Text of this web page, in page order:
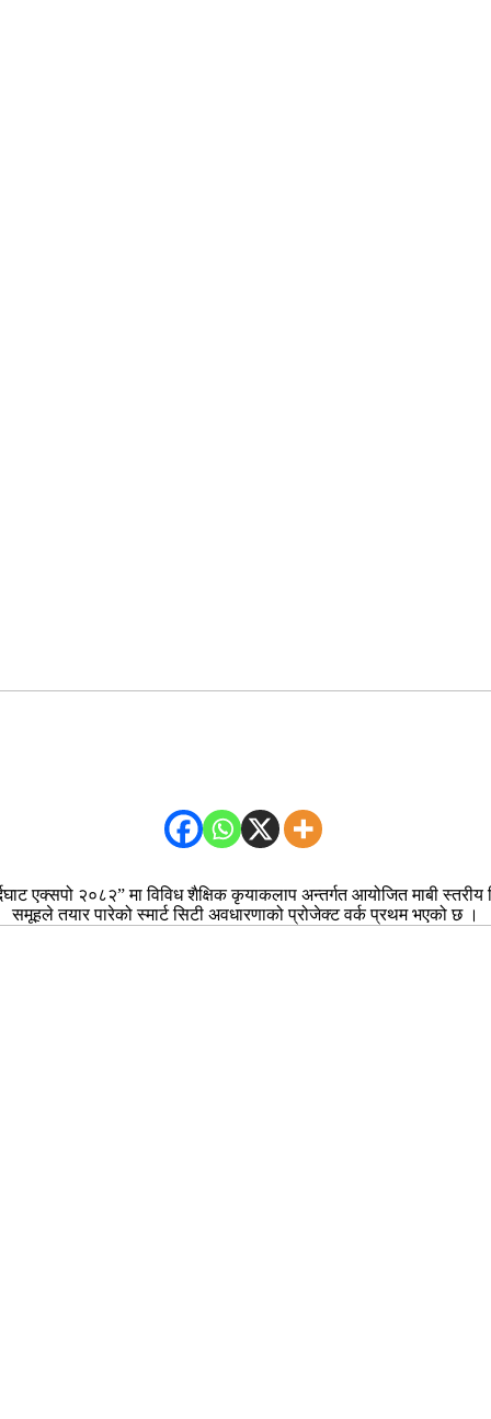
एक्सपो २०८२” मा विविध शैक्षिक कृयाकलाप अन्तर्गत आयोजित माबी स्तरीय
समूहले तयार पारेको स्मार्ट सिटी अवधारणाको प्रोजेक्ट वर्क प्रथम भएको छ ।